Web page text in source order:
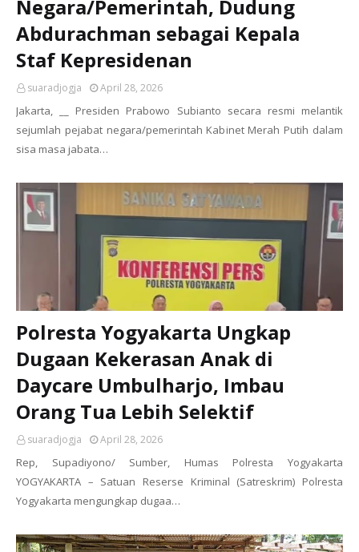
Negara/Pemerintah, Dudung
Abdurachman sebagai Kepala
Staf Kepresidenan
suaradjogja April 28, 2026
Jakarta, __ Presiden Prabowo Subianto secara resmi melantik
sejumlah pejabat negara/pemerintah Kabinet Merah Putih dalam
sisa masa jabata…
Polresta Yogyakarta Ungkap
Dugaan Kekerasan Anak di
Daycare Umbulharjo, Imbau
Orang Tua Lebih Selektif
suaradjogja April 28, 2026
Rep, Supadiyono/ Sumber, Humas Polresta Yogyakarta
YOGYAKARTA – Satuan Reserse Kriminal (Satreskrim) Polresta
Yogyakarta mengungkap dugaa…